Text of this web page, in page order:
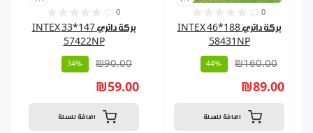
0
بركة دائري 147*33 INTEX
57422NP
₪90.00
-34%
₪59.00
اضافة للسلة
0
بركة دائري 188*46 INTEX
58431NP
₪160.00
-44%
₪89.00
اضافة للسلة